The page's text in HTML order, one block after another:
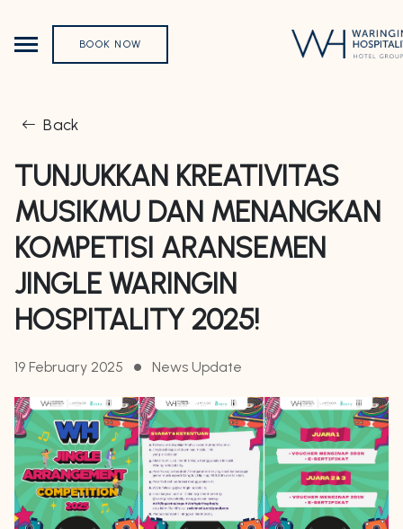
BOOK NOW
Back
TUNJUKKAN KREATIVITAS
MUSIKMU DAN MENANGKAN
KOMPETISI ARANSEMEN
JINGLE WARINGIN
HOSPITALITY 2025!
19 February 2025 News Update